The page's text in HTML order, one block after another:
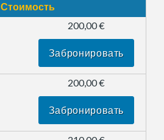
Стоимость
200,00 €
Забронировать
200,00 €
Забронировать